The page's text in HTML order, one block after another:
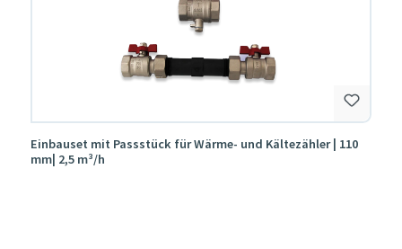
Einbauset mit Passstück für Wärme- und Kältezähler | 110
mm| 2,5 m³/h